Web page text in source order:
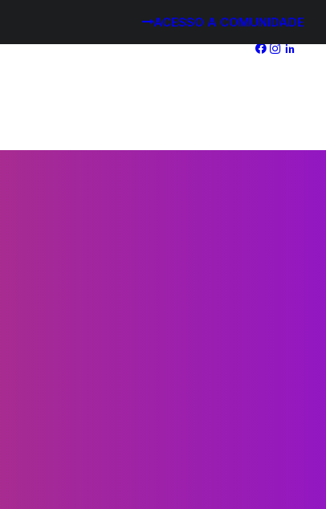
ACESSO A COMUNIDADE